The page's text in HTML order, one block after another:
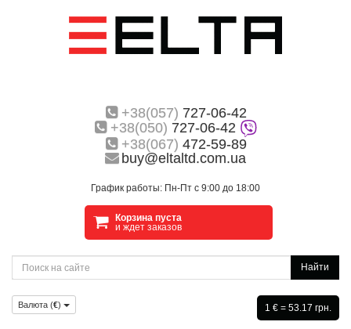
+38(057) 727-06-42
+38(050) 727-06-42
+38(067) 472-59-89
buy@eltaltd.com.ua
График работы: Пн-Пт с 9:00 до 18:00
Корзина пуста
и ждет заказов
Найти
Валюта (€) 1 € = 53.17 грн.